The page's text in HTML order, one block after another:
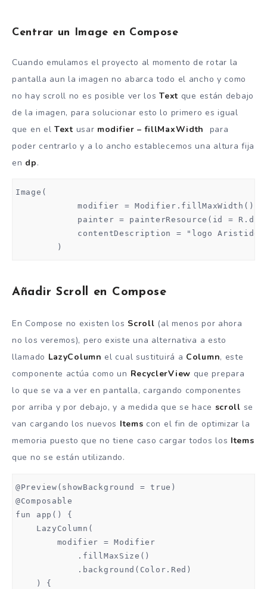
Centrar un Image en Compose
Cuando emulamos el proyecto al momento de rotar la
pantalla aun la imagen no abarca todo el ancho y como
no hay scroll no es posible ver losText que están debajo
de la imagen, para solucionar esto lo primero es igual
que en el Text usar modifier – fillMaxWidth para
poder centrarlo y a lo ancho establecemos una altura fija
en dp.
Image(
modifier =
painter = painterResource(id =
contentDescription = "logo
        )
Añadir Scroll en Compose
En Compose no existen los Scroll (al menos por ahora
no los veremos), pero existe una alternativa a esto
llamado LazyColumn el cual sustituirá a Column, este
componente actúa como un RecyclerView que prepara
lo que se va a ver en pantalla, cargando componentes
por arriba y por debajo, y a medida que se hace scroll se
van cargando los nuevos Items con el fin de optimizar la
memoria puesto que no tiene caso cargar todos los Items
que no se están utilizando.
@Preview(showBackground = true)
@Composable
fun app() {
    LazyColumn(
        modifier = Modifier
            .fillMaxSize()
            .background(Color.Red)
    ) {